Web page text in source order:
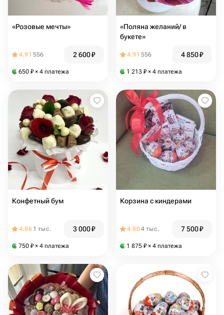
«Розовые мечты»
4.91 556 2 600₽
650 ₽ × 4 платежа
«Поляна желаний/ в
букете»
4.91 556 4 850₽
1 213 ₽ × 4 платежа
Конфетный бум
4.86 1 тыс. 3 000₽
750 ₽ × 4 платежа
Корзина с киндерами
4.804 тыс. 7 500₽
1 875 ₽ × 4 платежа